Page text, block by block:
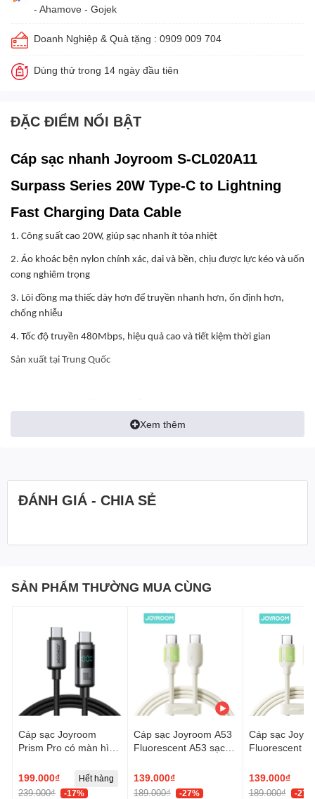
- Ahamove - Gojek
Doanh Nghiệp & Quà tặng : 0909 009 704
Dùng thử trong 14 ngày đầu tiên
ĐẶC ĐIỂM NỔI BẬT
Cáp sạc nhanh Joyroom S-CL020A11
Surpass Series 20W Type-C to Lightning
Fast Charging Data Cable
1. Công suất cao 20W, giúp sạc nhanh ít tỏa nhiệt
2. Áo khoác bện nylon chính xác, dai và bền, chịu được lực kéo và uốn
cong nghiêm trọng
3. Lõi đồng mạ thiếc dày hơn để truyền nhanh hơn, ổn định hơn,
chống nhiễu
4. Tốc độ truyền 480Mbps, hiệu quả cao và tiết kiệm thời gian
Sản xuất tại Trung Quốc
Xem thêm
ĐÁNH GIÁ - CHIA SẺ
SẢN PHẨM THƯỜNG MUA CÙNG
Cáp sạc Joyroom
Prism Pro có màn hình
truyền data
199.000₫
239.000₫ -17%
Hết hàng
Cáp sạc Joyroom A53
Fluorescent A53 sạc
liệu C to C dùng cho
iPhone, iPad
139.000₫
189.000₫ -27%
Cáp sạc
Fluorescent
liệu C to
cho iPhone,
139.000₫
189.000₫ -27%